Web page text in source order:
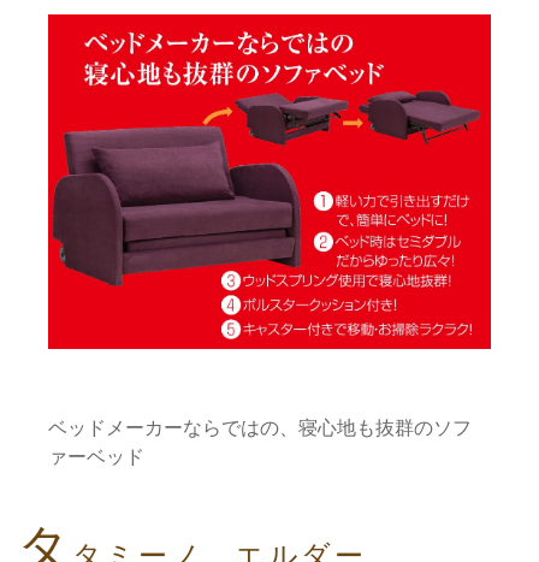
ベッドメーカーならではの、寝心地も抜群のソフ
ァーベッド
タ